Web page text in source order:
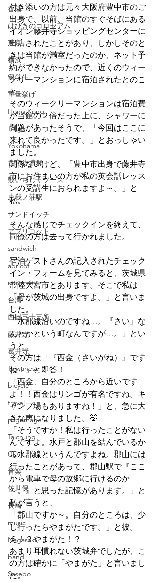
香港
はびきのコロセアム
東京
横浜
留学生
重量挙げ
Hong Kong
Tokyo
Yokohama
古市古墳群
鼓いちじくソース
恵我ノ荘駅
サンドイッチ
アプリコット
sandwich
apricot
university
台湾
西国三十三所
藤井寺
葛井寺
Taiwanese
bicycle
travel
pilgrimage
Taichung
CD
音楽
佐世保
長崎
music
Nagasaki
band
Sasebo
付き添いの方は元々大阪府豊中市のご
出身で、以前、当館のすぐそばにある
イオン藤井寺ショッピングセンターに
出店されたことがあり、しかしそのと
きは当館が満室だったのか、ネット予
約ができなかったので、近くのウィー
クリーマンションに宿泊されたとのこ
と。
そのウィークリーマンションは宿泊費
が当館の２倍だった上に、シャワーに
問題があったそうで、「今回はここに
来れて良かったです。」とおっしゃい
ました。
関係ないけど、「豊中市出身で藤井寺
市にお住まいの方が私の英会話レッス
ンの受講生におられますよ～。」と
私。
そんな感じでチェックインを終えて、
同僚の方は去って行かれました。
宿泊ゲストさんの記入されたチェック
イン・フォームを見てみると、茨城県
常陸大宮市とあります。そこで私は
「母が茨城の出身ですよ。」と言いま
した。
「水郡線沿いのですね…。『さい』な
んとかという町なんですが…。」とい
うと、
その方は「『西金（さいがね）』です
ね！」と即答！
「西金、自分のところから近いです
よ！！西金はリンゴが有名ですね。キ
ャンプ場もありますね！」と、急に大
きな声になりました。🤭
「そうですか！私は行ったことがない
んですよ。水戸と郡山を結んでいるか
ら水郡線というんですよね。郡山には
行ったことがあって、郡山駅で『ここ
から電車で母の故郷に行けるのか
～。』と思った記憶があります。」と
私が言うと、
「郡山ですか～。自分のところは、少
し行ったらやまがたです。」と彼。
え！？やまがた！？
あまり耳慣れない茨城弁でしたが、こ
の方は確かに「やまがた」と言いまし
た。